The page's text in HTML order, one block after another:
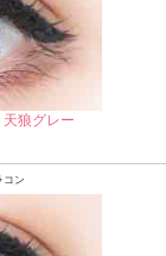
狼グレー
コン